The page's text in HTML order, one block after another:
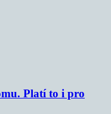
Platí to i pro